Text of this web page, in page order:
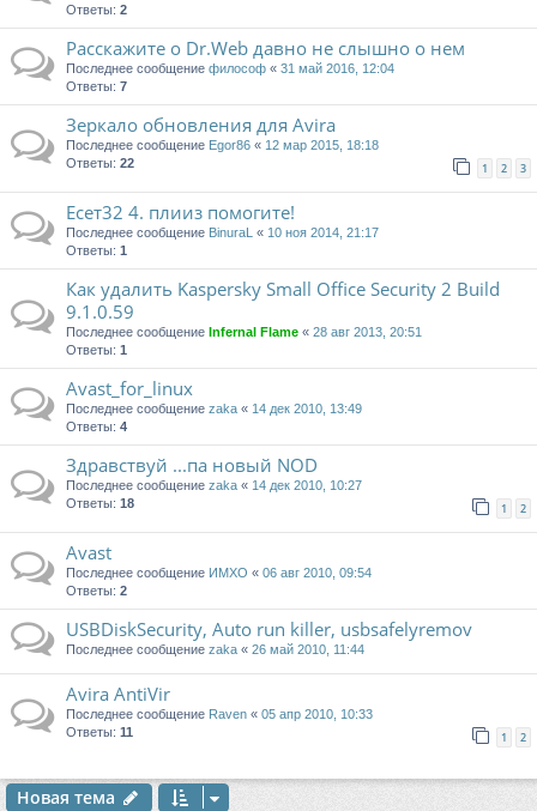
Ответы: 2
Расскажите о Dr.Web давно не слышно о нем
Последнее сообщение философ « 31 май 2016, 12:04
Ответы: 7
Зеркало обновления для Avira
Последнее сообщение Egor86 « 12 мар 2015, 18:18
Ответы: 22 1 2 3
Есет32 4. плииз помогите!
Последнее сообщение BinuraL « 10 ноя 2014, 21:17
Ответы: 1
Как удалить Kaspersky Small Office Security 2 Build
9.1.0.59
Последнее сообщение Infernal Flame « 28 авг 2013, 20:51
Ответы: 1
Avast_for_linux
Последнее сообщение zaka « 14 дек 2010, 13:49
Ответы: 4
Здравствуй ...па новый NOD
Последнее сообщение zaka « 14 дек 2010, 10:27
Ответы: 18 1 2
Avast
Последнее сообщение ИМХО « 06 авг 2010, 09:54
Ответы: 2
USBDiskSecurity, Auto run killer, usbsafelyremov
Последнее сообщение zaka « 26 май 2010, 11:44
Avira AntiVir
Последнее сообщение Raven « 05 апр 2010, 10:33
Ответы: 11 1 2
Новая тема